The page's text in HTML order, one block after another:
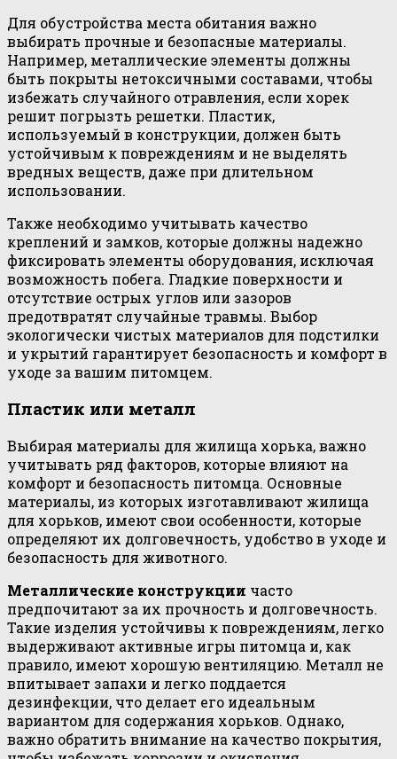
Для обустройства места обитания важно
выбирать прочные и безопасные материалы.
Например, металлические элементы должны
быть покрыты нетоксичными составами, чтобы
избежать случайного отравления, если хорек
решит погрызть решетки. Пластик,
используемый в конструкции, должен быть
устойчивым к повреждениям и не выделять
вредных веществ, даже при длительном
использовании.
Также необходимо учитывать качество
креплений и замков, которые должны надежно
фиксировать элементы оборудования, исключая
возможность побега. Гладкие поверхности и
отсутствие острых углов или зазоров
предотвратят случайные травмы. Выбор
экологически чистых материалов для подстилки
и укрытий гарантирует безопасность и комфорт в
уходе за вашим питомцем.
Пластик или металл
Выбирая материалы для жилища хорька, важно
учитывать ряд факторов, которые влияют на
комфорт и безопасность питомца. Основные
материалы, из которых изготавливают жилища
для хорьков, имеют свои особенности, которые
определяют их долговечность, удобство в уходе и
безопасность для животного.
Металлические конструкции часто
предпочитают за их прочность и долговечность.
Такие изделия устойчивы к повреждениям, легко
выдерживают активные игры питомца и, как
правило, имеют хорошую вентиляцию. Металл не
впитывает запахи и легко поддается
дезинфекции, что делает его идеальным
вариантом для содержания хорьков. Однако,
важно обратить внимание на качество покрытия,